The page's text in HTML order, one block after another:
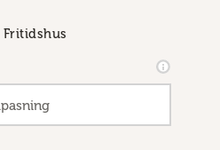
Fritidshus